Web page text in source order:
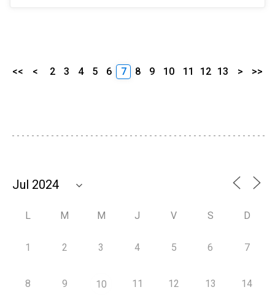
<< < 2 3 4 5 6 7 8 9 10 11 12 13 > >>
L M M J V S D
1 2 3 4 5 6 7
8 9 10 11 12 13 14